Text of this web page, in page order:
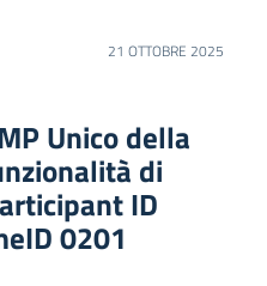
21 OTTOBRE 2025
Unico della
di
ID
0201